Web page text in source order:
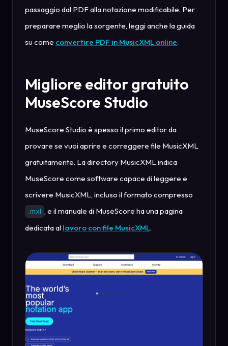
passaggio dal PDF alla notazione modificabile. Per
preparare meglio la sorgente, leggi anche la guida
su come convertire PDF in MusicXML online.
Migliore editor gratuito
MuseScore Studio
MuseScore Studio è spesso il primo editor da
provare se vuoi aprire e correggere file MusicXML
gratuitamente. La directory MusicXML indica
MuseScore come software capace di leggere e
scrivere MusicXML, incluso il formato compresso
.mxl , e il manuale di MuseScore ha una pagina
dedicata al lavoro con file MusicXML.